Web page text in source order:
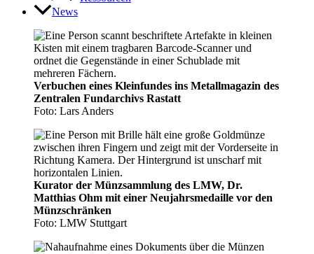
News
Verbuchen eines Kleinfundes ins Metallmagazin des
Zentralen Fundarchivs Rastatt
Foto: Lars Anders
Kurator der Münzsammlung des LMW, Dr.
Matthias Ohm mit einer Neujahrsmedaille vor den
Münzschränken
Foto: LMW Stuttgart